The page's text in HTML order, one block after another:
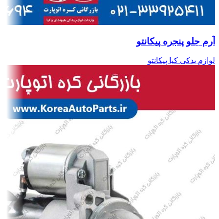
آرم جلو پنجره پیکانتو
لوازم یدکی کیا پیکانتو